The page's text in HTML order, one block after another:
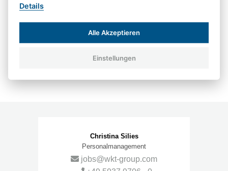
0151-17525903
Hinweis zum Datenschutz
Christina Silies
Personalmanagement
jobs@wkt-group.com​​​​​​​
Details
Alle Akzeptieren
Einstellungen